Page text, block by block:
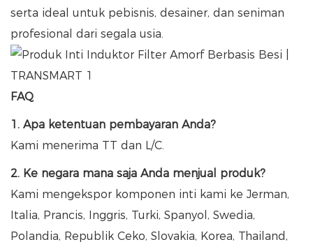
serta ideal untuk pebisnis, desainer, dan seniman
profesional dari segala usia.
FAQ
1. Apa ketentuan pembayaran Anda?
Kami menerima TT dan L/C.
2. Ke negara mana saja Anda menjual produk?
Kami mengekspor komponen inti kami ke Jerman,
Italia, Prancis, Inggris, Turki, Spanyol, Swedia,
Polandia, Republik Ceko, Slovakia, Korea, Thailand,